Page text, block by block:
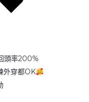
頭率200%
外穿都OK